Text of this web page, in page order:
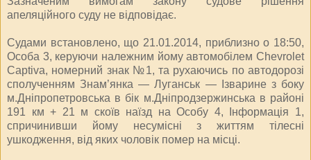
апеляційного суду не відповідає.
Судами встановлено, що 21.01.2014, приблизно о 18:50,
Особа 3, керуючи належним йому автомобілем Chevrolet
Captiva, номерний знак №1, та рухаючись по автодорозі
сполученням Знам’янка — Луганськ — Ізварине з боку
м.Дніпропетровська в бік м.Дніпродзержинська в районі
191 км + 21 м скоїв наїзд на Особу 4, Інформація 1,
спричинивши йому несумісні з життям тілесні
ушкодження, від яких чоловік помер на місці.